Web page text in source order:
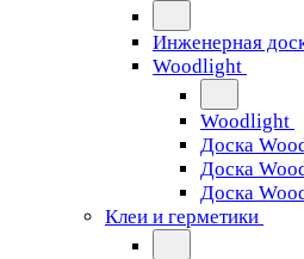
Инженерная
Woodlight
Woodlight
Доска
Доска
Доска
Клеи и герметики